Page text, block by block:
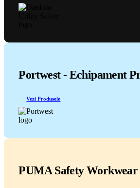
Portwest - Echipament
Vezi Produsele
PUMA Safety Workwear